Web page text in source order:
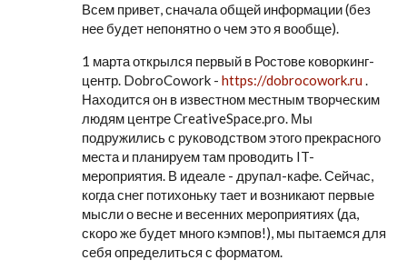
Всем привет, сначала общей информации (без
нее будет непонятно о чем это я вообще).
1 марта открылся первый в Ростове коворкинг-
центр. DobroCowork - https://dobrocowork.ru.
Находится он в известном местным творческим
людям центре CreativeSpace.pro. Мы
подружились с руководством этого прекрасного
места и планируем там проводить IT-
мероприятия. В идеале - друпал-кафе. Сейчас,
когда снег потихоньку тает и возникают первые
мысли о весне и весенних мероприятиях (да,
скоро же будет много кэмпов!), мы пытаемся для
себя определиться с форматом.